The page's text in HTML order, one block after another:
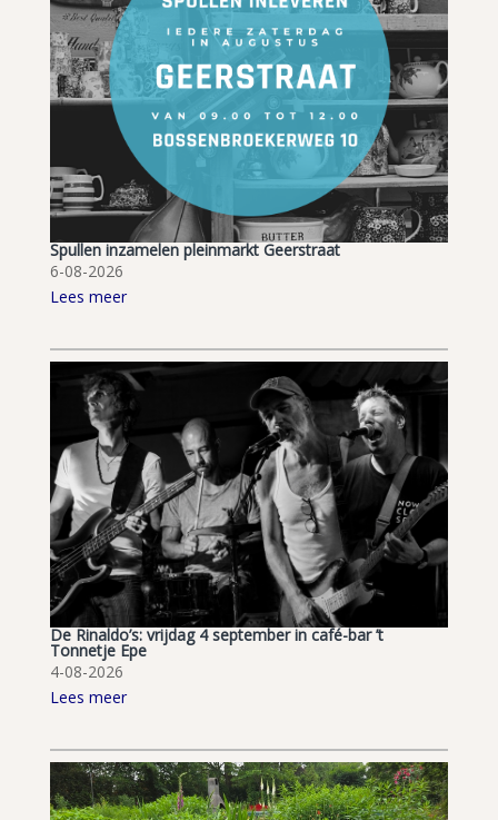
Spullen inzamelen pleinmarkt Geerstraat
6-08-2026
Lees meer
De Rinaldo’s: vrijdag 4 september in café-bar ’t
Tonnetje Epe
4-08-2026
Lees meer